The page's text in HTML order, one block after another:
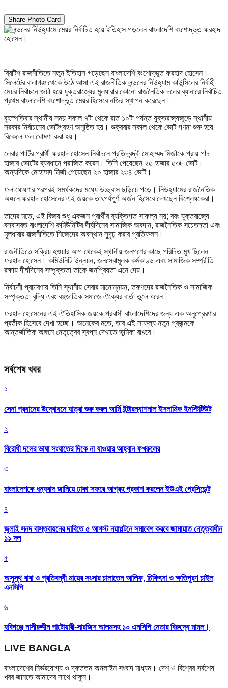
Share Photo Card
ব্রিটিশ রাজনীতিতে নতুন ইতিহাস গড়েছেন বাংলাদেশি বংশোদ্ভূত ফরহাদ হোসেন।
সিলেটের বালাগঞ্জ থেকে উঠে আসা এই রাজনীতিক লন্ডনের নিউহ্যাম কাউন্সিলের নির্বাহী
মেয়র নির্বাচনে জয়ী হয়ে যুক্তরাজ্যের মূলধারার কোনো রাজনৈতিক দলের ব্যানারে নির্বাচিত
প্রথম বাংলাদেশি বংশোদ্ভূত মেয়র হিসেবে নজির স্থাপন করেছেন।
বৃহস্পতিবার স্থানীয় সময় সকাল ৭টা থেকে রাত ১০টা পর্যন্ত যুক্তরাজ্যজুড়ে স্থানীয়
সরকার নির্বাচনের ভোটগ্রহণ অনুষ্ঠিত হয়। শুক্রবার সকাল থেকে ভোট গণনা শুরু হয়ে
বিকেলে ফল ঘোষণা করা হয়।
লেবার পার্টির প্রার্থী ফরহাদ হোসেন নির্বাচনে প্রতিদ্বন্দ্বী মোহাম্মদ মির্জাকে প্রায় পাঁচ
হাজার ভোটের ব্যবধানে পরাজিত করেন। তিনি পেয়েছেন ২৫ হাজার ৫৩৮ ভোট।
অন্যদিকে মোহাম্মদ মির্জা পেয়েছেন ২০ হাজার ২৩৪ ভোট।
ফল ঘোষণার পরপরই সমর্থকদের মধ্যে উচ্ছ্বাস ছড়িয়ে পড়ে। নিউহ্যামের রাজনৈতিক
অঙ্গনে ফরহাদ হোসেনের এই জয়কে তাৎপর্যপূর্ণ অর্জন হিসেবে দেখছেন বিশ্লেষকেরা।
তাদের মতে, এই বিজয় শুধু একজন প্রার্থীর ব্যক্তিগত সাফল্য নয়; বরং যুক্তরাজ্যে
বসবাসরত বাংলাদেশি কমিউনিটির দীর্ঘদিনের সামাজিক অবদান, রাজনৈতিক সচেতনতা এবং
মূলধারার রাজনীতিতে নিজেদের অবস্থান সুদৃঢ় করার প্রতিফলন।
রাজনীতিতে সক্রিয় হওয়ার আগ থেকেই স্থানীয় জনগণের কাছে পরিচিত মুখ ছিলেন
ফরহাদ হোসেন। কমিউনিটি উন্নয়ন, জনসেবামূলক কর্মকাণ্ড এবং সামাজিক সম্প্রীতি
রক্ষায় দীর্ঘদিনের সম্পৃক্ততা তাকে জনপ্রিয়তা এনে দেয়।
নির্বাচনী প্রচারণায় তিনি স্থানীয় সেবার মানোন্নয়ন, তরুণদের রাজনৈতিক ও সামাজিক
সম্পৃক্ততা বৃদ্ধি এবং বহুজাতিক সমাজে ঐক্যের বার্তা তুলে ধরেন।
ফরহাদ হোসেনের এই ঐতিহাসিক জয়কে প্রবাসী বাংলাদেশিদের জন্য এক অনুপ্রেরণার
প্রতীক হিসেবে দেখা হচ্ছে। অনেকের মতে, তার এই সাফল্য নতুন প্রজন্মকে
আন্তর্জাতিক অঙ্গনে নেতৃত্বের স্বপ্ন দেখাতে ভূমিকা রাখবে।
সর্বশেষ খবর
১
সেনা প্রধানের উদ্বোধনে যাত্রা শুরু করল আর্মি ইন্টারন্যাশনাল ইসলামিক ইনস্টিটিউট
২
বিরোধী দলের ভাষা সংঘাতের দিকে না যাওয়ার আহ্বান ফখরুলের
৩
বাংলাদেশকে ধন্যবাদ জানিয়ে ঢাকা সফরে আগ্রহ প্রকাশ করলেন ইউএই প্রেসিডেন্ট
৪
জুলাই সনদ বাস্তবায়নের দাবিতে ৫ আগস্ট নয়াপল্টনে সমাবেশ করবে জামায়াত নেতৃত্বাধীন
১১ দল
৫
অসুস্থ বাবা ও প্রতিবন্ধী মায়ের সংসার চালাতেন আলিফ, চিকিৎসা ও ক্ষতিপূরণ চাইল
এনসিপি
৬
হবিগঞ্জে নাসীরুদ্দীন পাটোয়ারী-সারজিস আলমসহ ১০ এনসিপি নেতার বিরুদ্ধে মামল।
LIVE BANGLA
বাংলাদেশের নির্ভরযোগ্য ও দ্রুততম অনলাইন সংবাদ মাধ্যম। দেশ ও বিশ্বের সর্বশেষ
খবর জানতে আমাদের সাথে থাকুন।